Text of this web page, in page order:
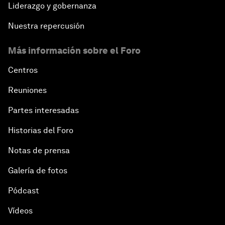
Liderazgo y gobernanza
Nuestra repercusión
Más información sobre el Foro
Centros
Reuniones
Partes interesadas
Historias del Foro
Notas de prensa
Galería de fotos
Pódcast
Vídeos